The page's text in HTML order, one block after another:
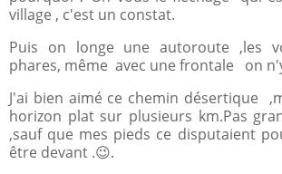
village , c'est un constat.
Puis on longe une autoroute ,les
phares, même avec une frontale on
J'ai bien aimé ce chemin désertique
horizon plat sur plusieurs km.Pas
,sauf que mes pieds ce disputaient
être devant .😉.